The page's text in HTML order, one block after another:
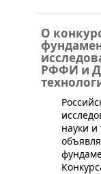
О
РФФИ и
науки